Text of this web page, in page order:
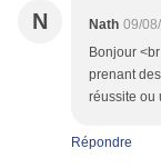
N Nath 09/
Bonjour
prenant
réussite ou
Répondre